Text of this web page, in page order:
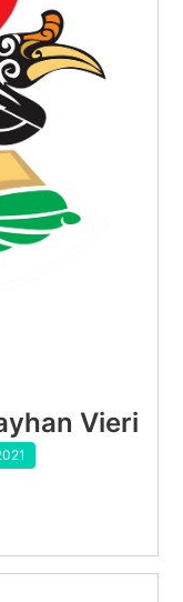
Vieri